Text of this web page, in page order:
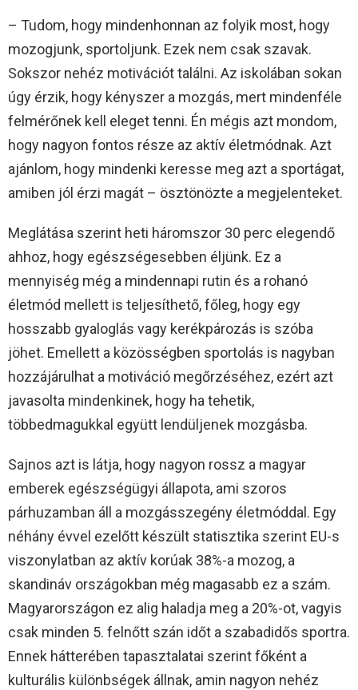
– Tudom, hogy mindenhonnan az folyik most, hogy
mozogjunk, sportoljunk. Ezek nem csak szavak.
Sokszor nehéz motivációt találni. Az iskolában sokan
úgy érzik, hogy kényszer a mozgás, mert mindenféle
felmérőnek kell eleget tenni. Én mégis azt mondom,
hogy nagyon fontos része az aktív életmódnak. Azt
ajánlom, hogy mindenki keresse meg azt a sportágat,
amiben jól érzi magát – ösztönözte a megjelenteket.
Meglátása szerint heti háromszor 30 perc elegendő
ahhoz, hogy egészségesebben éljünk. Ez a
mennyiség még a mindennapi rutin és a rohanó
életmód mellett is teljesíthető, főleg, hogy egy
hosszabb gyaloglás vagy kerékpározás is szóba
jöhet. Emellett a közösségben sportolás is nagyban
hozzájárulhat a motiváció megőrzéséhez, ezért azt
javasolta mindenkinek, hogy ha tehetik,
többedmagukkal együtt lendüljenek mozgásba.
Sajnos azt is látja, hogy nagyon rossz a magyar
emberek egészségügyi állapota, ami szoros
párhuzamban áll a mozgásszegény életmóddal. Egy
néhány évvel ezelőtt készült statisztika szerint EU-s
viszonylatban az aktív korúak 38%-a mozog, a
skandináv országokban még magasabb ez a szám.
Magyarországon ez alig haladja meg a 20%-ot, vagyis
csak minden 5. felnőtt szán időt a szabadidős sportra.
Ennek hátterében tapasztalatai szerint főként a
kulturális különbségek állnak, amin nagyon nehéz